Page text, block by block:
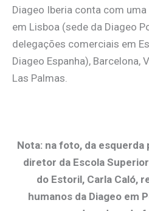
Diageo Iberia conta com
em Lisboa (sede da Diageo
delegações comerciais em
Diageo Espanha), Barcelona,
Las Palmas.
Nota: na foto, da esquerda
diretor da Escola
do Estoril, Carla Caló,
humanos da Diageo em